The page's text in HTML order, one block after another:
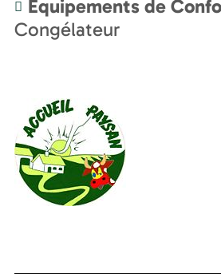
Equipements de
Congélateur